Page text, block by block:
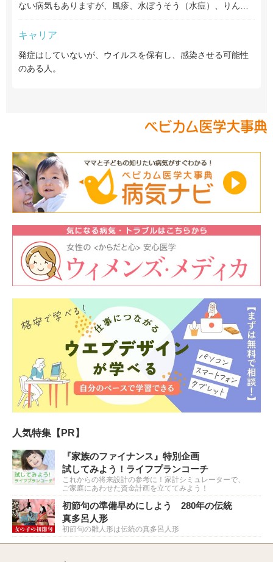
ない病気もありますが、風疹、水ぼうそう（水痘）、りん…
キャリア
発症はしていないが、ウイルスを保有し、感染させる可能性
のある人。
人気特集【PR】
『家族のファイナンス』特別企画
試してみよう！ライフプランコーチ
これからの将来設計の参考に！家計シミュレーターで、
ご家庭にあわせた資金計画を立ててみよう！
初節句の準備早めにしよう 280年の伝統
真多呂人形
初節句の雛人形は伝統の真多呂人形